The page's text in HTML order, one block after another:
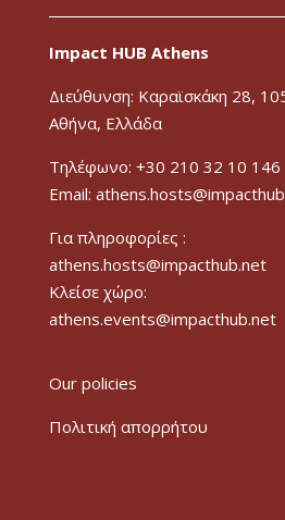
Impact HUB Athens
Διεύθυνση: Καραϊσκάκη 28,
Αθήνα, Ελλάδα
Τηλέφωνο: +30 210 32 10 146
Email:
Για πληροφορίες :
athens.hosts@impacthub.net
Κλείσε χώρο:
athens.events@impacthub.net
Our policies
Πολιτική απορρήτου